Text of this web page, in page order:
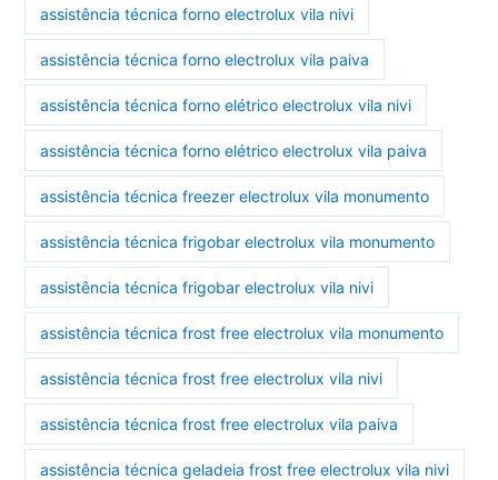
assistência técnica forno electrolux vila nivi
assistência técnica forno electrolux vila paiva
assistência técnica forno elétrico electrolux vila nivi
assistência técnica forno elétrico electrolux vila paiva
assistência técnica freezer electrolux vila monumento
assistência técnica frigobar electrolux vila monumento
assistência técnica frigobar electrolux vila nivi
assistência técnica frost free electrolux vila monumento
assistência técnica frost free electrolux vila nivi
assistência técnica frost free electrolux vila paiva
assistência técnica geladeia frost free electrolux vila nivi